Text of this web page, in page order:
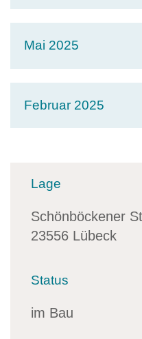
Mai 2025
Februar 2025
Lage
Schönböckener
23556 Lübeck
Status
im Bau